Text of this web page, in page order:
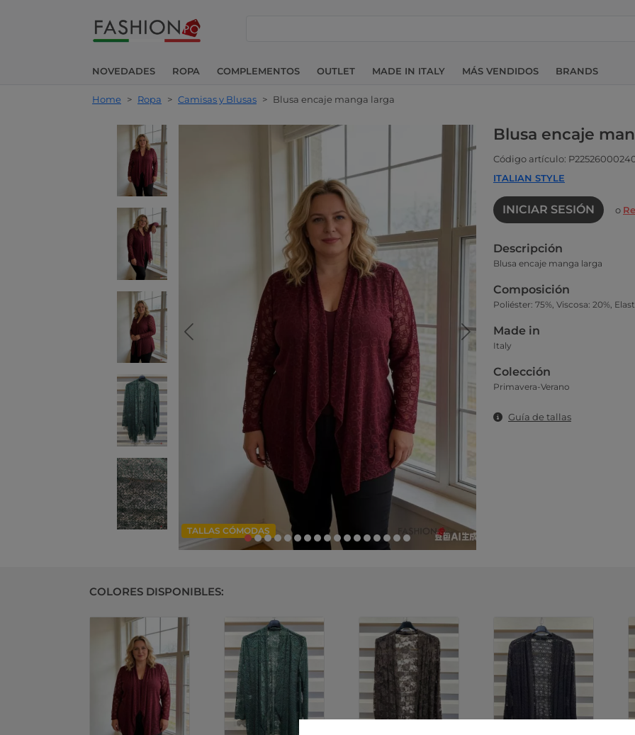
NOVEDADES ROPA COMPLEMENTOS OUTLET MADE IN ITALY MÁS VENDIDOS BRANDS
Home > Ropa > Camisas y Blusas > Blusa encaje manga larga
TALLAS CÓMODAS
Blusa encaje
Código artículo:
ITALIAN STYLE
INICIAR SESIÓN o
Descripción
Blusa encaje manga larga
Composición
Poliéster: 75%, Viscosa: 20%,
Made in
Italy
Colección
Primavera-Verano
Guía de tallas
COLORES DISPONIBLES: